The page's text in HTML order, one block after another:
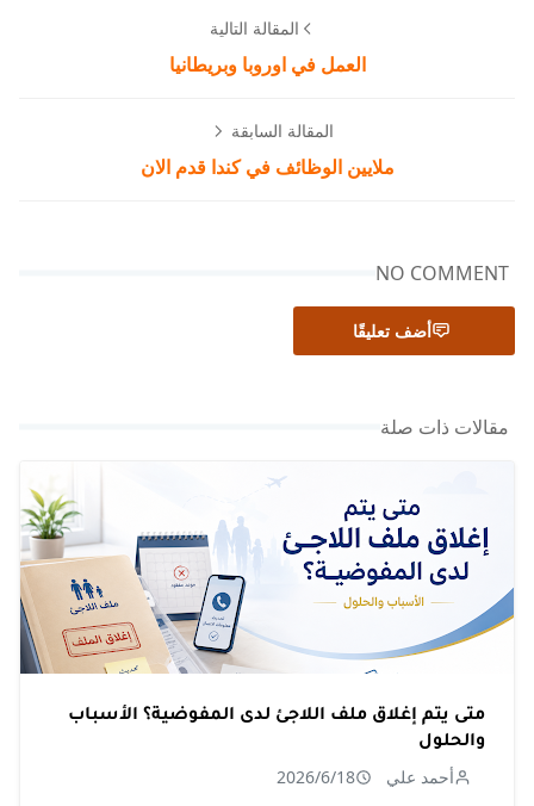
المقالة التالية
العمل في اوروبا وبريطانيا
المقالة السابقة
ملايين الوظائف في كندا قدم الان
NO COMMENT
أضف تعليقًا
مقالات ذات صلة
متى يتم إغلاق ملف اللاجئ لدى المفوضية؟ الأسباب
والحلول
أحمد علي 2026/6/18